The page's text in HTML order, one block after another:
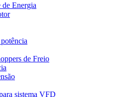
Energia
de Freio
sistema VFD